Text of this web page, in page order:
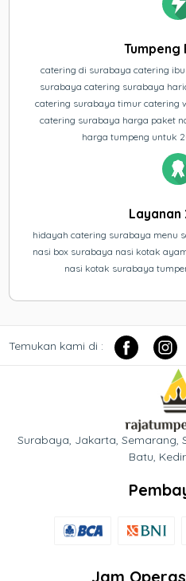
Tumpeng
catering di surabaya catering
surabaya catering surabaya
catering surabaya timur catering
catering surabaya harga paket
harga tumpeng untuk
Layanan
hidayah catering surabaya menu
nasi box surabaya nasi kotak
nasi kotak surabaya
Temukan kami di :
Surabaya, Jakarta, Semarang,
Batu,
Jam